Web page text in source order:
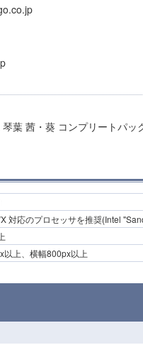
葉 茜・葵 コンプリートパ
対応のプロセッサを推奨(Intel
以上、横幅800px以上